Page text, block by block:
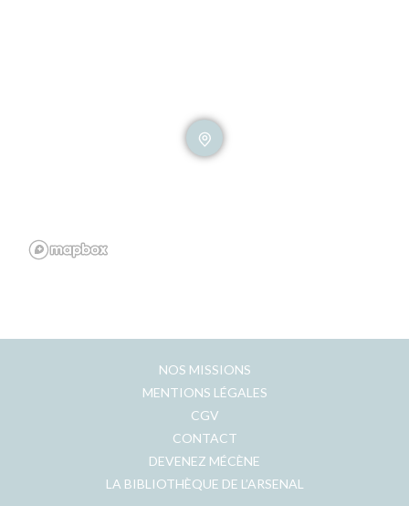
NOS MISSIONS
MENTIONS LÉGALES
CGV
CONTACT
DEVENEZ MÉCÈNE
LA BIBLIOTHÈQUE DE L’ARSENAL